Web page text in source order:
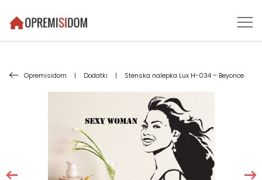
Opremisidom | Dodatki | Stenska nalepka Lux H-034 – Beyonce